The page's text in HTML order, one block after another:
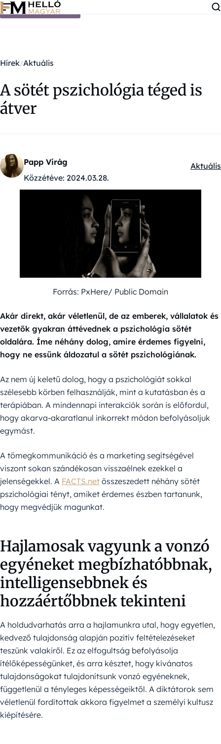
Ugrás a tartalomra
Hírek Aktuális
A sötét pszichológia téged is
átver
Papp Virág
Közzétéve: 2024.03.28.
Aktuális
Forrás: PxHere/ Public Domain
Akár direkt, akár véletlenül, de az emberek, vállalatok és
vezetők gyakran áttévednek a pszichológia sötét
oldalára. Íme néhány dolog, amire érdemes figyelni,
hogy ne essünk áldozatul a sötét pszichológiának.
Az nem új keletű dolog, hogy a pszichológiát sokkal
szélesebb körben felhasználják, mint a kutatásban és a
terápiában. A mindennapi interakciók során is előfordul,
hogy akarva-akaratlanul inkorrekt módon befolyásoljuk
egymást.
A tömegkommunikáció és a marketing segítségével
viszont sokan szándékosan visszaélnek ezekkel a
jelenségekkel. A FACTS.net összeszedett néhány sötét
pszichológiai tényt, amiket érdemes észben tartanunk,
hogy megvédjük magunkat.
Hajlamosak vagyunk a vonzó
egyéneket megbízhatóbbnak,
intelligensebbnek és
hozzáértőbbnek tekinteni
A holdudvarhatás arra a hajlamunkra utal, hogy egyetlen,
kedvező tulajdonság alapján pozitív feltételezéseket
teszünk valakiről. Ez az elfogultság befolyásolja
ítélőképességünket, és arra késztet, hogy kívánatos
tulajdonságokat tulajdonítsunk vonzó egyéneknek,
függetlenül a tényleges képességeiktől. A diktátorok sem
véletlenül fordítottak akkora figyelmet a személyi kultusz
kiépítésére.